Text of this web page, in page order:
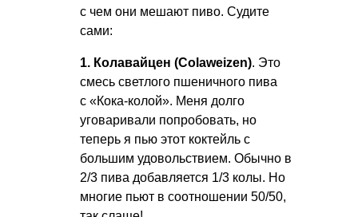
с чем они мешают пиво. Судите
сами:
1. Колавайцен (Colaweizen). Это
смесь светлого пшеничного пива
с «Кока-колой». Меня долго
уговаривали попробовать, но
теперь я пью этот коктейль с
большим удовольствием. Обычно в
2/3 пива добавляется 1/3 колы. Но
многие пьют в соотношении 50/50,